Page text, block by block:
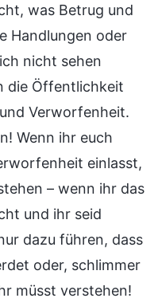
was Betrug und
Handlungen oder
nicht sehen
die Öffentlichkeit
Verworfenheit.
Wenn ihr euch
einlasst,
– wenn ihr das
und ihr seid
dazu führen, dass
oder, schlimmer
müsst verstehen!